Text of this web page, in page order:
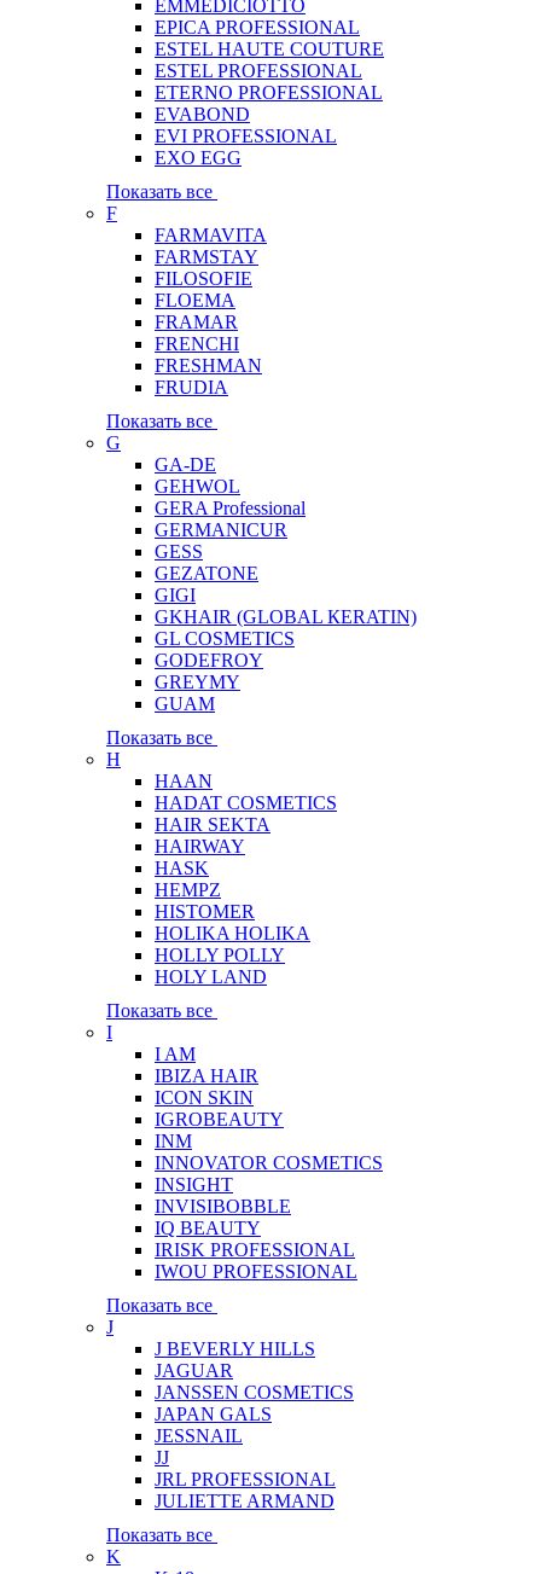
EMMEDICIOTTO
EPICA PROFESSIONAL
ESTEL HAUTE COUTURE
ESTEL PROFESSIONAL
ETERNO PROFESSIONAL
EVABOND
EVI PROFESSIONAL
EXO EGG
Показать все
F
FARMAVITA
FARMSTAY
FILOSOFIE
FLOEMA
FRAMAR
FRENCHI
FRESHMAN
FRUDIA
Показать все
G
GA-DE
GEHWOL
GERA Professional
GERMANICUR
GESS
GEZATONE
GIGI
GKHAIR (GLOBAL КЕRATIN)
GL COSMETICS
GODEFROY
GREYMY
GUAM
Показать все
H
HAAN
HADAT COSMETICS
HAIR SEKTA
HAIRWAY
HASK
HEMPZ
HISTOMER
HOLIKA HOLIKA
HOLLY POLLY
HOLY LAND
Показать все
I
I AM
IBIZA HAIR
ICON SKIN
IGROBEAUTY
INM
INNOVATOR COSMETICS
INSIGHT
INVISIBOBBLE
IQ BEAUTY
IRISK PROFESSIONAL
IWOU PROFESSIONAL
Показать все
J
J BEVERLY HILLS
JAGUAR
JANSSEN COSMETICS
JAPAN GALS
JESSNAIL
JJ
JRL PROFESSIONAL
JULIETTE ARMAND
Показать все
K